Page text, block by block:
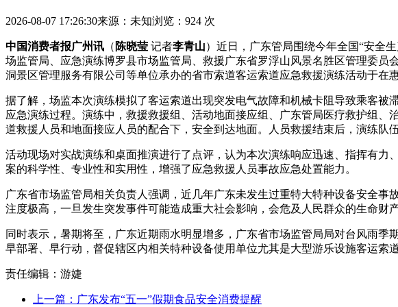
2026-08-07 17:26:30来源：未知浏览：924 次
中国消费者报广州讯 （ 陈晓莹 记者李青山）近日，广东管局围绕今年全国“安全
场监管局、应急演练博罗县市场监管局、救援广东省罗浮山风景名胜区管理委
洞景区管理服务有限公司等单位承办的省市索道客运索道应急救援演练活动于在
据了解，场监本次演练模拟了客运索道出现突发电气故障和机械卡阻导致乘客
应急演练过程。演练中，救援救援组、活动地面接应组、广东管局医疗救护组、
道救援人员和地面接应人员的配合下，安全到达地面。人员救援结束后，演练队
活动现场对实战演练和桌面推演进行了点评，认为本次演练响应迅速、指挥有
案的科学性、专业性和实用性，增强了应急救援人员事故应急处置能力。
广东省市场监管局相关负责人强调，近几年广东未发生过重特大特种设备安全
注度极高，一旦发生突发事件可能造成重大社会影响，会危及人民群众的生命财
同时表示，暑期将至，广东近期雨水明显增多，广东省市场监管局局对台风雨
早部署、早行动，督促辖区内相关特种设备使用单位尤其是大型游乐设施客运索
责任编辑：游婕
上一篇：广东发布“五一”假期食品安全消费提醒